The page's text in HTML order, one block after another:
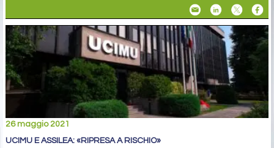
26 maggio 2021
UCIMU E ASSILEA: «RIPRESA A RISCHIO»